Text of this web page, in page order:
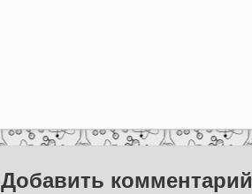
Добавить комментарий